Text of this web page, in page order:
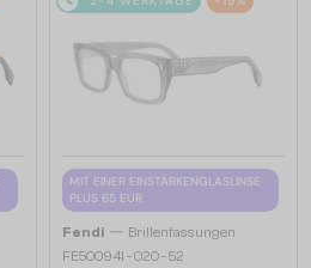
MIT EINER EINSTÄRKENGLASLINSE
PLUS 65 EUR
Fendi — Brillenfassungen
FE50094I - 020 - 52